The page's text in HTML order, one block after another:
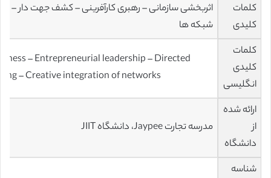
کلمات
کلیدی
اثربخشی سازمانی – رهبری کارآفرینی – کشف جهت دار –
شبکه ها
کلمات
کلیدی
انگلیسی
– Entrepreneurial leadership – Directed
– Creative integration of networks
ارائه شده
از
دانشگاه
مدرسه تجارت Jaypee، دانشگاه JIIT
شناسه